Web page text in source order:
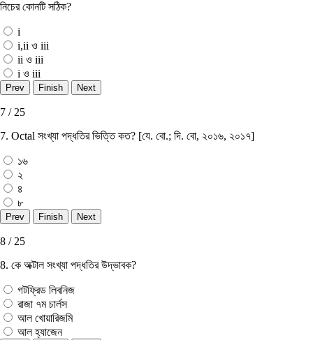
নিচের কোনটি সঠিক?
i
i,ii ও iii
ii ও iii
i ও iii
7 / 25
7. Octal সংখ্যা পদ্ধতির ভিত্তি কত? [যে. বাে.; দি. বাে, ২০১৬, ২০১৭]
১৬
২
৪
৮
8 / 25
8. কে অক্টাল সংখ্যা পদ্ধতির উদ্ভাবক?
গটফ্রিড লিবনিজ
রাজা ৭ম চার্লস
আল খােয়ারিজমি
আল হ্যাজেন